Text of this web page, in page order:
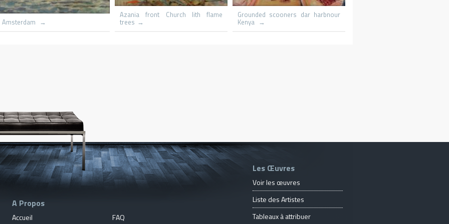
Village du congo Le hameau Capri St Michaels
A Propos
Accueil FAQ
Les Œuvres
Voir les œuvres
Liste des Artistes
Tableaux à attribuer